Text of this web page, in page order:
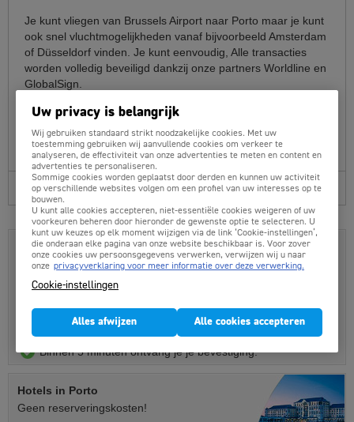
Je kunt vliegen van Brussels Airport naar Porto maar je kunt
ook snel vluchtmogelijkheden vanaf bijvoorbeeld Amsterdam
of Düsseldorf vinden. Je kunt eenvoudig, Alle transacties
worden volledig beveiligd dankzij onze partners Worldline en
GlobalSign.
In het algemeen geldt; hoe eerder je boekt, des te lager de
prijzen. Ook kan het voordelig zijn om eens de vluchtprijzen
een dag eerder of later te vergelijken.
Reisinformatie Porto
Vliegtickets Porto boek je hier:
Laagste totaalprijzen
Professionele Belgische servicedesk
500+ Lijnvluchten en prijsvechters
Duidelijke prijzen, veilig online boeken
Binnen 5 minuten ontvang je je bevestiging.
Hotels in Porto
Geen reserveringskosten!
Uw privacy is belangrijk
Wij gebruiken standaard strikt noodzakelijke cookies. Met uw
toestemming gebruiken wij aanvullende cookies om verkeer te
analyseren, de effectiviteit van onze advertenties te meten en content en
advertenties te personaliseren.
Sommige cookies worden geplaatst door derden en kunnen uw activiteit
op verschillende websites volgen om een profiel van uw interesses op te
bouwen.
U kunt alle cookies accepteren, niet-essentiële cookies weigeren of uw
voorkeuren beheren door hieronder de gewenste optie te selecteren. U
kunt uw keuzes op elk moment wijzigen via de link ‘Cookie-instellingen’,
die onderaan elke pagina van onze website beschikbaar is. Voor zover
onze cookies uw persoonsgegevens verwerken, verwijzen wij u naar
onze privacyverklaring voor meer informatie over deze verwerking.
Cookie-instellingen
Alles afwijzen Alle cookies accepteren